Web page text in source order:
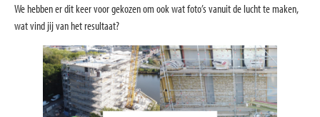
We hebben er dit keer voor gekozen om ook wat foto’s vanuit de lucht te maken,
wat vind jij van het resultaat?